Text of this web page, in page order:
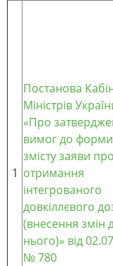
1
Постанова
Міністрів
«Про
вимог до форми
змісту заяви про
отримання
інтегрованого
довкіллєвого
(внесення змін
нього)» від
№ 780